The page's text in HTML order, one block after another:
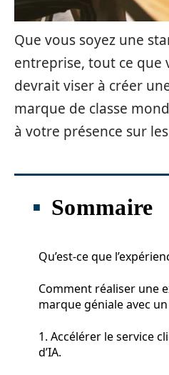
Que vous soyez une
entreprise, tout ce
devrait viser à créer
marque de classe
à votre présence sur
Sommaire
Qu’est-ce que
Comment réaliser une
marque géniale avec
1. Accélérer le service
d’IA.